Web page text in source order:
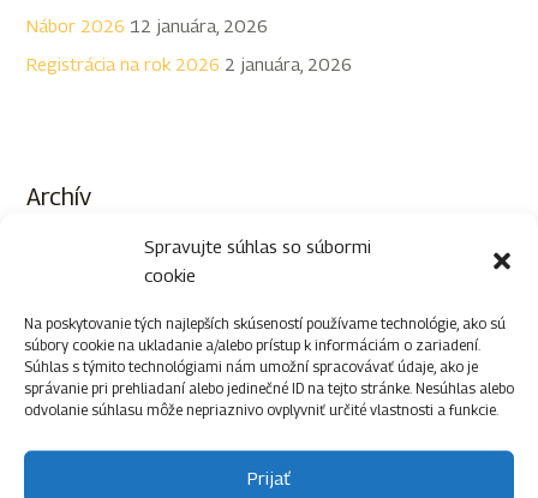
Spravujte súhlas so súbormi
cookie
Na poskytovanie tých najlepších skúseností používame technológie, ako sú
súbory cookie na ukladanie a/alebo prístup k informáciám o zariadení.
Súhlas s týmito technológiami nám umožní spracovávať údaje, ako je
správanie pri prehliadaní alebo jedinečné ID na tejto stránke. Nesúhlas alebo
odvolanie súhlasu môže nepriaznivo ovplyvniť určité vlastnosti a funkcie.
Prijať
Nábor 2026 12 januára, 2026
Registrácia na rok 2026 2 januára, 2026
Archív
apríl 2026(1)
január 2026 (2)
október 2025(1)
jún 2025(1)